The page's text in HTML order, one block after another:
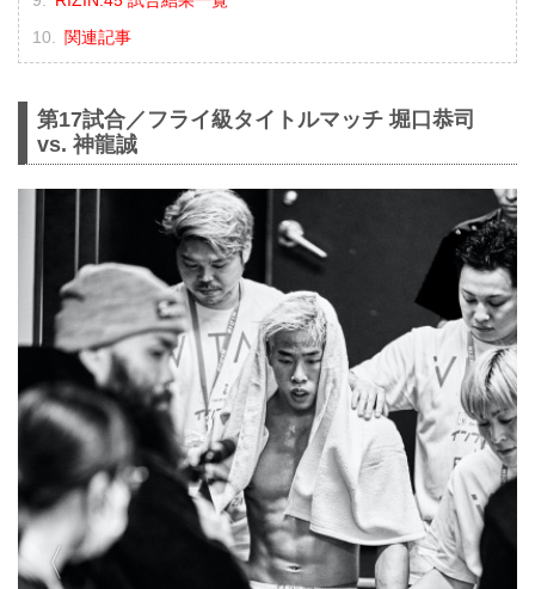
関連記事
第17試合／フライ級タイトルマッチ 堀口恭司
vs. 神龍誠